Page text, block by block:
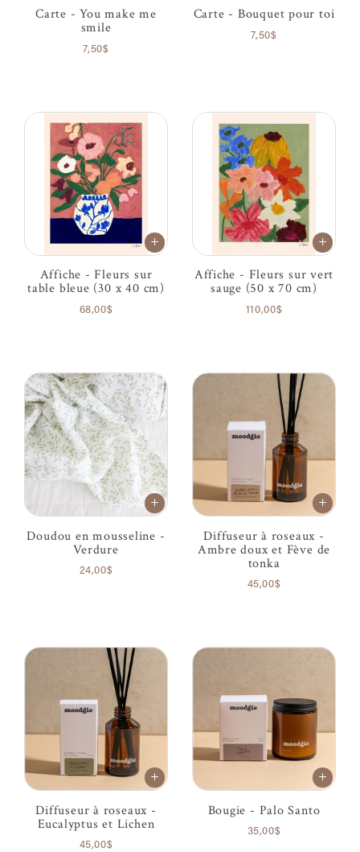
Carte - You make me
smile
7,50$
Carte - Bouquet pour toi
7,50$
Affiche - Fleurs sur
table bleue (30 x 40 cm)
68,00$
Affiche - Fleurs sur vert
sauge (50 x 70 cm)
110,00$
Doudou en mousseline -
Verdure
24,00$
Diffuseur à roseaux -
Ambre doux et Fève de
tonka
45,00$
Diffuseur à roseaux -
Eucalyptus et Lichen
45,00$
Bougie - Palo Santo
35,00$